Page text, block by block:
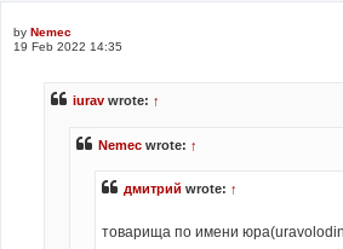
by Nemec
19 Feb 2022 14:35
iurav wrote: ↑
Nemec wrote: ↑
дмитрий wrote: ↑
товарища по имени